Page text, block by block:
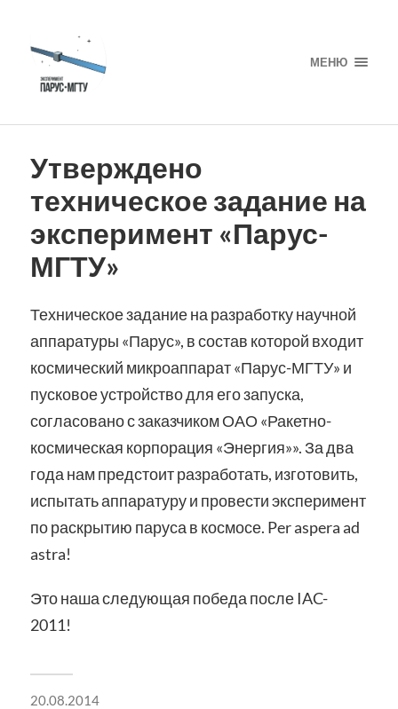
МЕНЮ
Утверждено
техническое задание на
эксперимент «Парус-
МГТУ»
Техническое задание на разработку научной
аппаратуры «Парус», в состав которой входит
космический микроаппарат «Парус-МГТУ» и
пусковое устройство для его запуска,
согласовано с заказчиком ОАО «Ракетно-
космическая корпорация «Энергия»». За два
года нам предстоит разработать, изготовить,
испытать аппаратуру и провести эксперимент
по раскрытию паруса в космосе. Per aspera ad
astra!
Это наша следующая победа после IAC-
2011!
20.08.2014